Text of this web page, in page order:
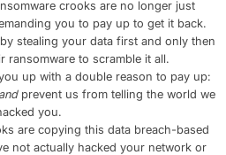
crooks are no longer just
you to pay up to get it back.
stealing your data first and only then
ransomware to scramble it all.
up with a double reason to pay up:
andprevent us from telling the world we
you.
are copying this data breach-based
not actually hacked your network or